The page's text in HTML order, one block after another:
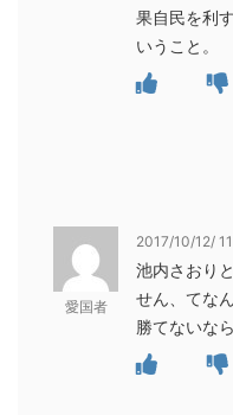
果自民を利
いうこと。
愛国者
2017/10/12/
池内さおり
せん、てな
勝てないな